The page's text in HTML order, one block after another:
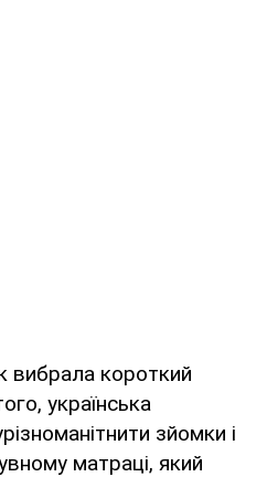
вибрала короткий
українська
зйомки і
матраці, який